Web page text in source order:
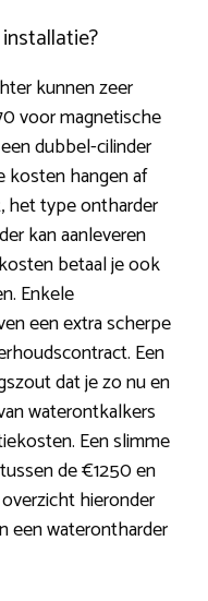
kunnen zeer
voor magnetische
dubbel-cilinder
kosten hangen af
het type ontharder
kan aanleveren
betaal je ook
Enkele
een extra scherpe
Een
dat je zo nu en
waterontkalkers
Een slimme
de €1250 en
hieronder
een waterontharder